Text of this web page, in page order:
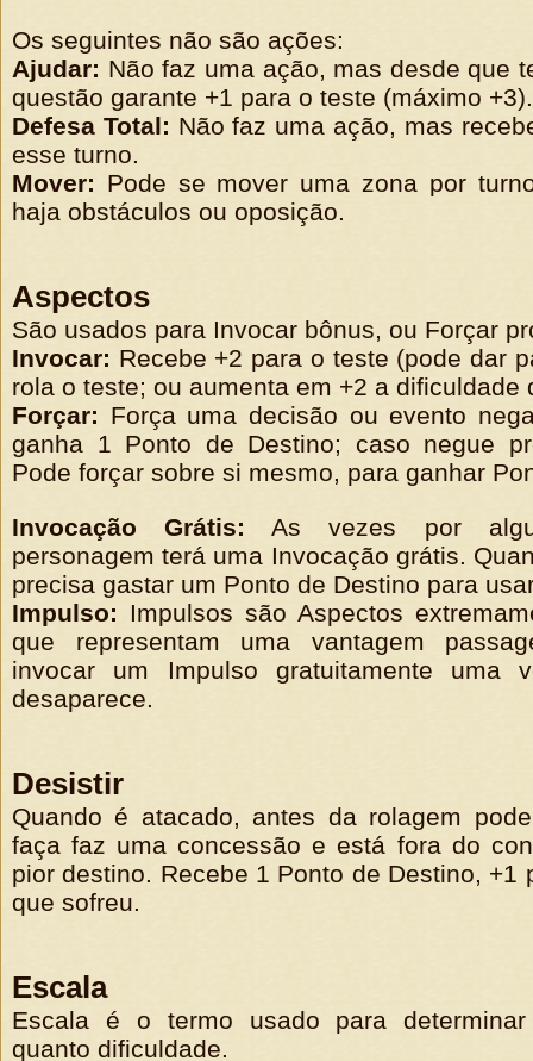
Os seguintes não são ações:
Ajudar: Não faz uma ação, mas desde que
questão garante +1 para o teste (máximo +3).
Defesa Total: Não faz uma ação, mas
esse turno.
Mover: Pode se mover uma zona por
haja obstáculos ou oposição.
Aspectos
São usados para Invocar bônus, ou Forçar
Invocar: Recebe +2 para o teste (pode dar
rola o teste; ou aumenta em +2 a dificuldade
Forçar: Força uma decisão ou evento
ganha 1 Ponto de Destino; caso negue
Pode forçar sobre si mesmo, para ganhar
Invocação Grátis: As vezes por
personagem terá uma Invocação grátis.
precisa gastar um Ponto de Destino para
Impulso: Impulsos são Aspectos
que representam uma vantagem
invocar um Impulso gratuitamente uma
desaparece.
Desistir
Quando é atacado, antes da rolagem
faça faz uma concessão e está fora do
pior destino. Recebe 1 Ponto de Destino, +1
que sofreu.
Escala
Escala é o termo usado para
quanto dificuldade.